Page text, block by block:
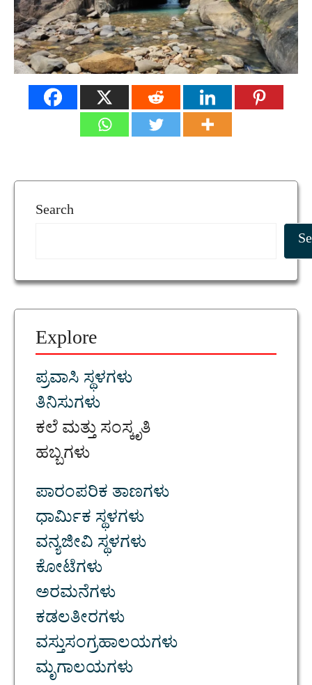
Search
Explore
ಪ್ರವಾಸಿ ಸ್ಥಳಗಳು
ತಿನಿಸುಗಳು
ಕಲೆ ಮತ್ತು ಸಂಸ್ಕೃತಿ
ಹಬ್ಬಗಳು
ಪಾರಂಪರಿಕ ತಾಣಗಳು
ಧಾರ್ಮಿಕ ಸ್ಥಳಗಳು
ವನ್ಯಜೀವಿ ಸ್ಥಳಗಳು
ಕೋಟೆಗಳು
ಅರಮನೆಗಳು
ಕಡಲತೀರಗಳು
ವಸ್ತುಸಂಗ್ರಹಾಲಯಗಳು
ಮೃಗಾಲಯಗಳು